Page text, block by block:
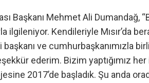
Başkanı Mehmet Ali Dumandağ,
ilgileniyor. Kendileriyle Mısır’da
başkanı ve cumhurbaşkanımızla
ederim. Bizim yaptığımız
2017’de başladık. Şu anda